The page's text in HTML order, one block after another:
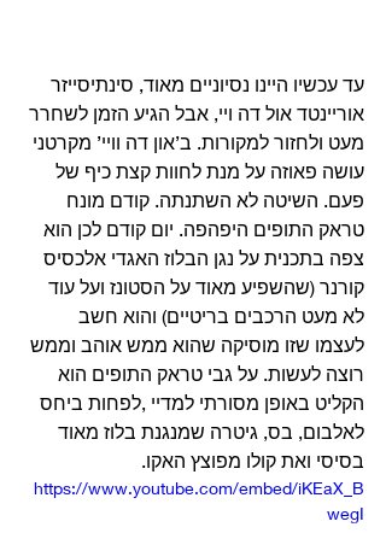
עד עכשיו היינו נסיוניים מאוד, סינתיסייזר
אוריינטד אול דה ויי, אבל הגיע הזמן לשחרר
מעט ולחזור למקורות. ב’און דה וויי’ מקרטני
עושה פאוזה על מנת לחוות קצת כיף של
פעם. השיטה לא השתנתה. קודם מונח
טראק התופים היפהפה. יום קודם לכן הוא
צפה בתכנית על נגן הבלוז האגדי אלכסיס
קורנר (שהשפיע מאוד על הסטונז ועל עוד
לא מעט הרכבים בריטיים) והוא חשב
לעצמו שזו מוסיקה שהוא ממש אוהב וממש
רוצה לעשות. על גבי טראק התופים הוא
הקליט באופן מסורתי למדיי ,לפחות ביחס
לאלבום, בס, גיטרה שמנגנת בלוז מאוד
בסיסי ואת קולו מפוצץ האקו.
https://www.youtube.com/embed/iKEaX_B
wegI